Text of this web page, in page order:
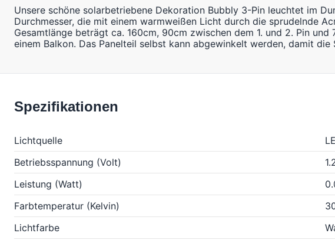
Unsere schöne solarbetriebene Dekoration Bubbly 3-Pin leuchtet im
Durchmesser, die mit einem warmweißen Licht durch die sprudelnde
Gesamtlänge beträgt ca. 160cm, 90cm zwischen dem 1. und 2. Pin
einem Balkon. Das Panelteil selbst kann abgewinkelt werden, damit
Spezifikationen
Lichtquelle
Betriebsspannung (Volt)
Leistung (Watt)
Farbtemperatur (Kelvin)
Lichtfarbe